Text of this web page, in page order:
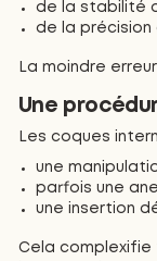
de la stabilité
de la précision
La moindre
Une
Les coques
une
parfois une
une insertion
Cela